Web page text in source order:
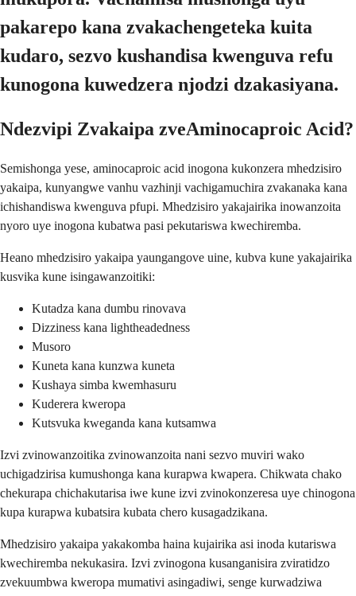
pakarepo kana zvakachengeteka kuita
kudaro, sezvo kushandisa kwenguva refu
kunogona kuwedzera njodzi dzakasiyana.
Ndezvipi Zvakaipa zveAminocaproic Acid?
Semishonga yese, aminocaproic acid inogona kukonzera mhedzisiro
yakaipa, kunyangwe vanhu vazhinji vachigamuchira zvakanaka kana
ichishandiswa kwenguva pfupi. Mhedzisiro yakajairika inowanzoita
nyoro uye inogona kubatwa pasi pekutariswa kwechiremba.
Heano mhedzisiro yakaipa yaungangove uine, kubva kune yakajairika
kusvika kune isingawanzoitiki:
Kutadza kana dumbu rinovava
Dizziness kana lightheadedness
Musoro
Kuneta kana kunzwa kuneta
Kushaya simba kwemhasuru
Kuderera kweropa
Kutsvuka kweganda kana kutsamwa
Izvi zvinowanzoitika zvinowanzoita nani sezvo muviri wako
uchigadzirisa kumushonga kana kurapwa kwapera. Chikwata chako
chekurapa chichakutarisa iwe kune izvi zvinokonzeresa uye chinogona
kupa kurapwa kubatsira kubata chero kusagadzikana.
Mhedzisiro yakaipa yakakomba haina kujairika asi inoda kutariswa
kwechiremba nekukasira. Izvi zvinogona kusanganisira zviratidzo
zvekuumbwa kweropa mumativi asingadiwi, senge kurwadziwa